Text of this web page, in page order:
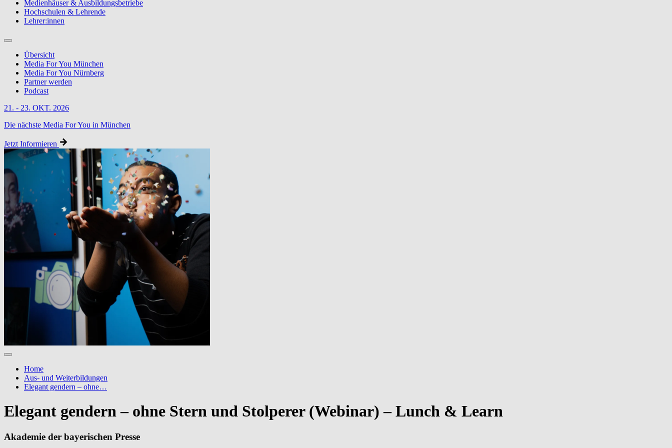
Medienhäuser & Ausbildungsbetriebe
Hochschulen & Lehrende
Lehrer:innen
Übersicht
Media For You München
Media For You Nürnberg
Partner werden
Podcast
21. - 23. OKT. 2026
Die nächste Media For You in München
Jetzt Informieren
Home
Aus- und Weiterbildungen
Elegant gendern – ohne…
Elegant gendern – ohne Stern und Stolperer (Webinar) – Lunch & Learn
Akademie der bayerischen Presse